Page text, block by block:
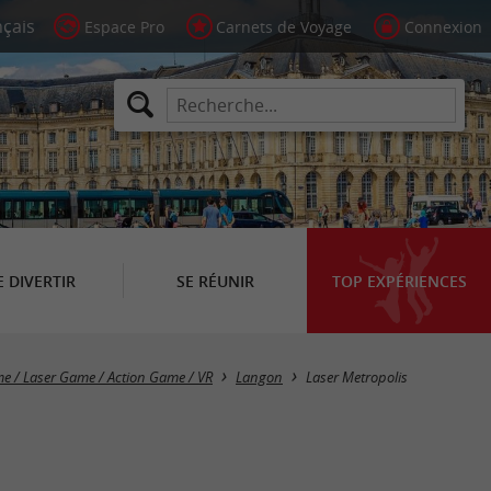
Espace Pro Carnets de Voyage Connexion
DIVERTIR SE RÉUNIR TOP EXPÉRIENCES
/ Laser Game / Action Game / VR Langon Laser Metropolis